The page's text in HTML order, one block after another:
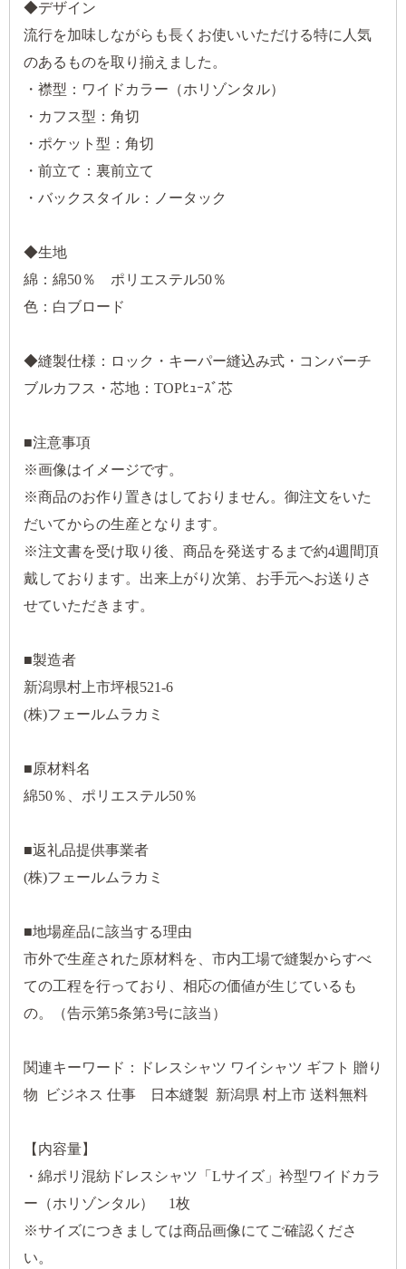
◆デザイン
流行を加味しながらも長くお使いいただける特に人気
のあるものを取り揃えました。
・襟型：ワイドカラー（ホリゾンタル）
・カフス型：角切
・ポケット型：角切
・前立て：裏前立て
・バックスタイル：ノータック
◆生地
綿：綿50％ ポリエステル50％
色：白ブロード
◆縫製仕様：ロック・キーパー縫込み式・コンバーチ
ブルカフス・芯地：TOPﾋｭｰｽﾞ芯
■注意事項
※画像はイメージです。
※商品のお作り置きはしておりません。御注文をいた
だいてからの生産となります。
※注文書を受け取り後、商品を発送するまで約4週間頂
戴しております。出来上がり次第、お手元へお送りさ
せていただきます。
■製造者
新潟県村上市坪根521-6
(株)フェールムラカミ
■原材料名
綿50％、ポリエステル50％
■返礼品提供事業者
(株)フェールムラカミ
■地場産品に該当する理由
市外で生産された原材料を、市内工場で縫製からすべ
ての工程を行っており、相応の価値が生じているも
の。（告示第5条第3号に該当）
関連キーワード：ドレスシャツ ワイシャツ ギフト 贈り
物 ビジネス 仕事 日本縫製 新潟県 村上市 送料無料
【内容量】
・綿ポリ混紡ドレスシャツ「Lサイズ」衿型ワイドカラ
ー（ホリゾンタル） 1枚
※サイズにつきましては商品画像にてご確認くださ
い。